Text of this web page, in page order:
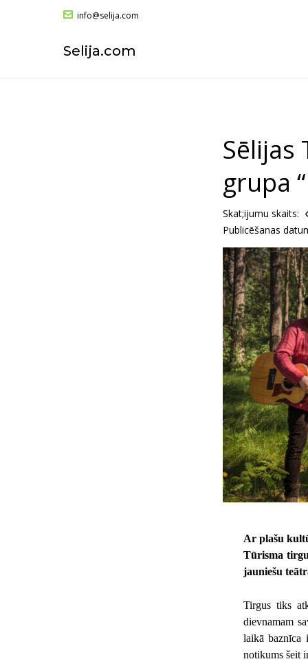
info@selija.com
Selija.com
Sēlijas
grupa
Skat;ijumu skaits:
Publicēšanas
Ar plašu
Tūrisma
jauniešu
Tirgus tiks
dievnamam
laikā baznīca
notikums šeit